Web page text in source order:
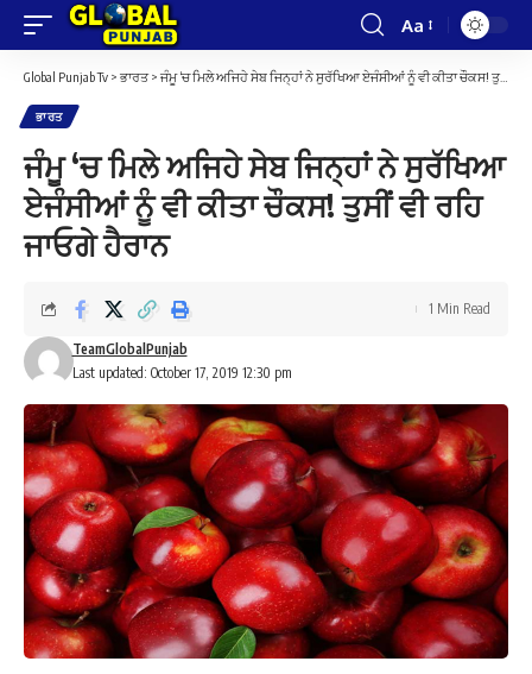
Font
Resizer
Aa
Global Punjab Tv > ਭਾਰਤ> ਜੰਮੂ ‘ਚ ਮਿਲੇ ਅਜਿਹੇ ਸੇਬ ਜਿਨ੍ਹਾਂ ਨੇ ਸੁਰੱਖਿਆ ਏਜੰਸੀਆਂ ਨੂੰ ਵੀ ਕੀਤਾ ਚੌਕਸ! ਤੁਸੀਂ ਵੀ ਰਹਿ ਜਾਓਗੇ ਹੈਰਾਨ
ਭਾਰਤ
ਜੰਮੂ ‘ਚ ਮਿਲੇ ਅਜਿਹੇ ਸੇਬ ਜਿਨ੍ਹਾਂ ਨੇ ਸੁਰੱਖਿਆ
ਏਜੰਸੀਆਂ ਨੂੰ ਵੀ ਕੀਤਾ ਚੌਕਸ! ਤੁਸੀਂ ਵੀ ਰਹਿ
ਜਾਓਗੇ ਹੈਰਾਨ
Last updated: October 17, 2019 12:30 pm
TeamGlobalPunjab
1 Min Read